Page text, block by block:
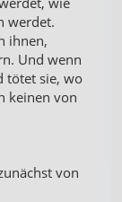
werdet.
ihnen,
Und wenn
tötet sie, wo
keinen von
von